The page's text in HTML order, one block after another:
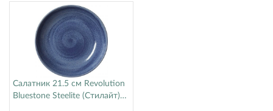
Салатник 21.5 см Revolution
Bluestone Steelite (Стилайт)